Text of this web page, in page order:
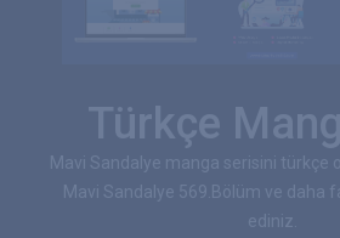
Türkçe
Mavi Sandalye manga serisini türkçe
Mavi Sandalye 569.Bölüm ve daha
ediniz.